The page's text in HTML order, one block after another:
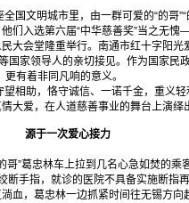
文明城市里，由一群可爱的“的哥”“
们入选第六届“中华慈善奖”当之无
大会堂隆重举行。南通市红十字阳
国家领导人的亲切接见。作为国家民
有着非同凡响的意义。
助，恪守诚信、一诺千金，重义轻
大爱，在人道慈善事业的舞台上演绎
源于一次爱心接力
”葛忠林车上拉到几名心急如焚的乘
手指，就诊的医院不具备实施断指
血，葛忠林一边抓紧时间往无锡方